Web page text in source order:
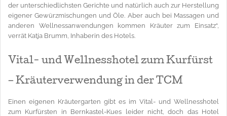
der unterschiedlichsten Gerichte und natürlich auch zur Herstellung
eigener Gewürzmischungen und Öle. Aber auch bei Massagen und
anderen Wellnessanwendungen kommen Kräuter zum Einsatz“,
verrät Katja Brumm, Inhaberin des Hotels.
Vital- und Wellnesshotel zum Kurfürst
– Kräuterverwendung in der TCM
Einen eigenen Kräutergarten gibt es im Vital- und Wellnesshotel
zum Kurfürsten in Bernkastel-Kues leider nicht, doch das Hotel